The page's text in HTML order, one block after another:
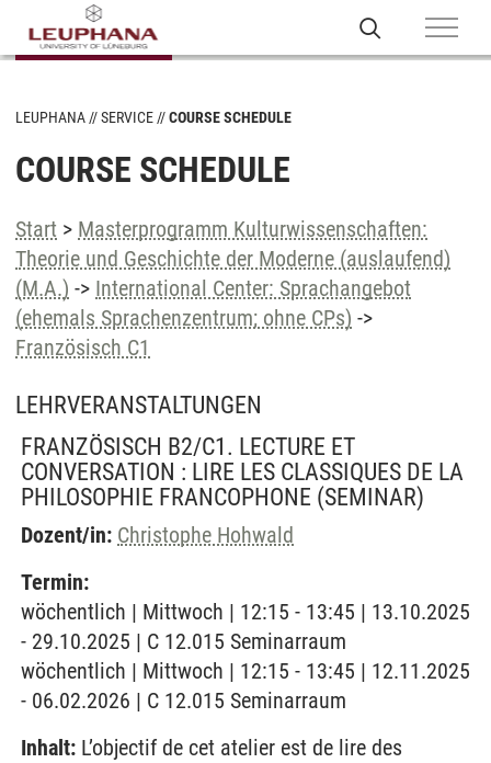
LEUPHANA SERVICE COURSE SCHEDULE
COURSE SCHEDULE
Start > Masterprogramm Kulturwissenschaften:
Theorie und Geschichte der Moderne (auslaufend)
(M.A.) -> International Center: Sprachangebot
(ehemals Sprachenzentrum; ohne CPs) ->
Französisch C1
LEHRVERANSTALTUNGEN
FRANZÖSISCH B2/C1. LECTURE ET
CONVERSATION : LIRE LES CLASSIQUES DE LA
PHILOSOPHIE FRANCOPHONE (SEMINAR)
Dozent/in: Christophe Hohwald
Termin:
wöchentlich | Mittwoch | 12:15 - 13:45 | 13.10.2025
- 29.10.2025 | C 12.015 Seminarraum
wöchentlich | Mittwoch | 12:15 - 13:45 | 12.11.2025
- 06.02.2026 | C 12.015 Seminarraum
Inhalt: L’objectif de cet atelier est de lire des